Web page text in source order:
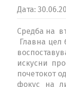
Дата:
Средба на
Главна цел
искусни
почетокот
фокус на